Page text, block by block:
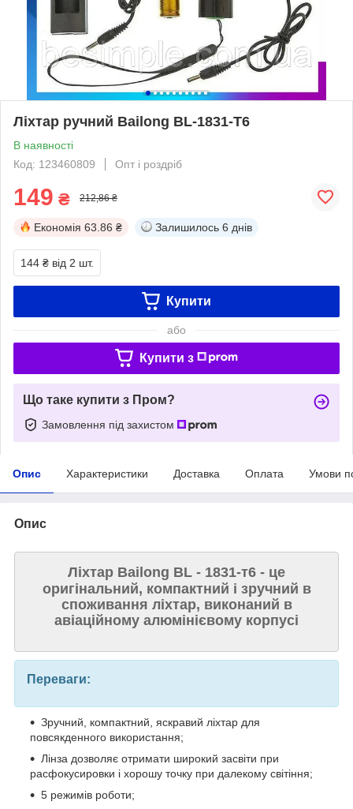
Ліхтар ручний Bailong BL-1831-Т6
В наявності
Код: 123460809
Опт і роздріб
149 ₴ 212,86 ₴
Економія 63.86 ₴ Залишилось 6 днів
144 ₴ від 2 шт.
Купити
або
Купити з
Що таке купити з Пром?
Замовлення під захистом
Опис Характеристики Доставка Оплата Умови
Опис
Ліхтар Bailong BL - 1831-т6 - це
оригінальний, компактний і зручний в
споживання ліхтар, виконаний в
авіаційному алюмінієвому корпусі
Переваги:
Зручний, компактний, яскравий ліхтар для
повсякденного використання;
Лінза дозволяє отримати широкий засвіти при
расфокусировки і хорошу точку при далекому світіння;
5 режимів роботи;